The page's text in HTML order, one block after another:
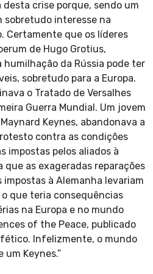
crise porque, sendo um
sobretudo interesse na
Certamente que os líderes
de Hugo Grotius,
humilhação da Rússia pode ter
sobretudo para a Europa.
o Tratado de Versalhes
Guerra Mundial. Um jovem
Keynes, abandonava a
contra as condições
impostas pelos aliados à
que as exageradas reparações
à Alemanha levariam
que teria consequências
na Europa e no mundo
of the Peace, publicado
Infelizmente, o mundo
um Keynes.”